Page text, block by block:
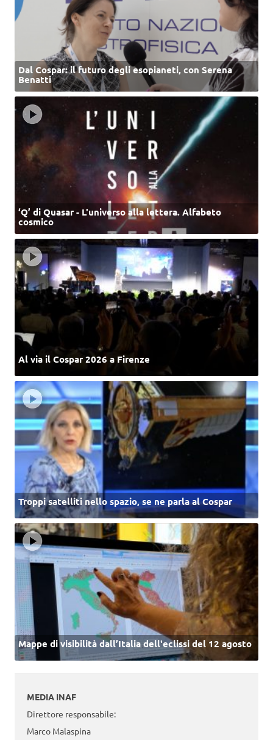
Dal Cospar: il futuro degli esopianeti, con Serena
Benatti
‘Q’ di Quasar - L'universo alla lettera. Alfabeto
cosmico
Al via il Cospar 2026 a Firenze
Troppi satelliti nello spazio, se ne parla al Cospar
Mappe di visibilità dall’Italia dell'eclissi del 12 agosto
MEDIA INAF
Direttore responsabile:
Marco Malaspina